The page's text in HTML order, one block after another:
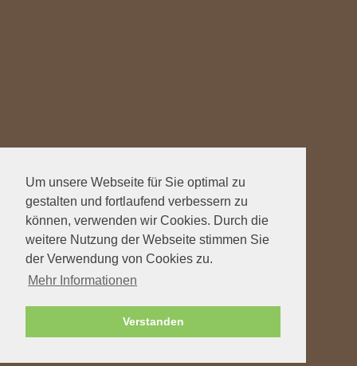
Um unsere Webseite für Sie optimal zu
gestalten und fortlaufend verbessern zu
können, verwenden wir Cookies. Durch die
weitere Nutzung der Webseite stimmen Sie
der Verwendung von Cookies zu.
Mehr Informationen
Verstanden